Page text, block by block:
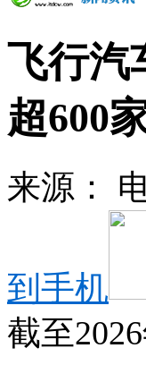
飞行汽
超600
来源：
到手机
截至